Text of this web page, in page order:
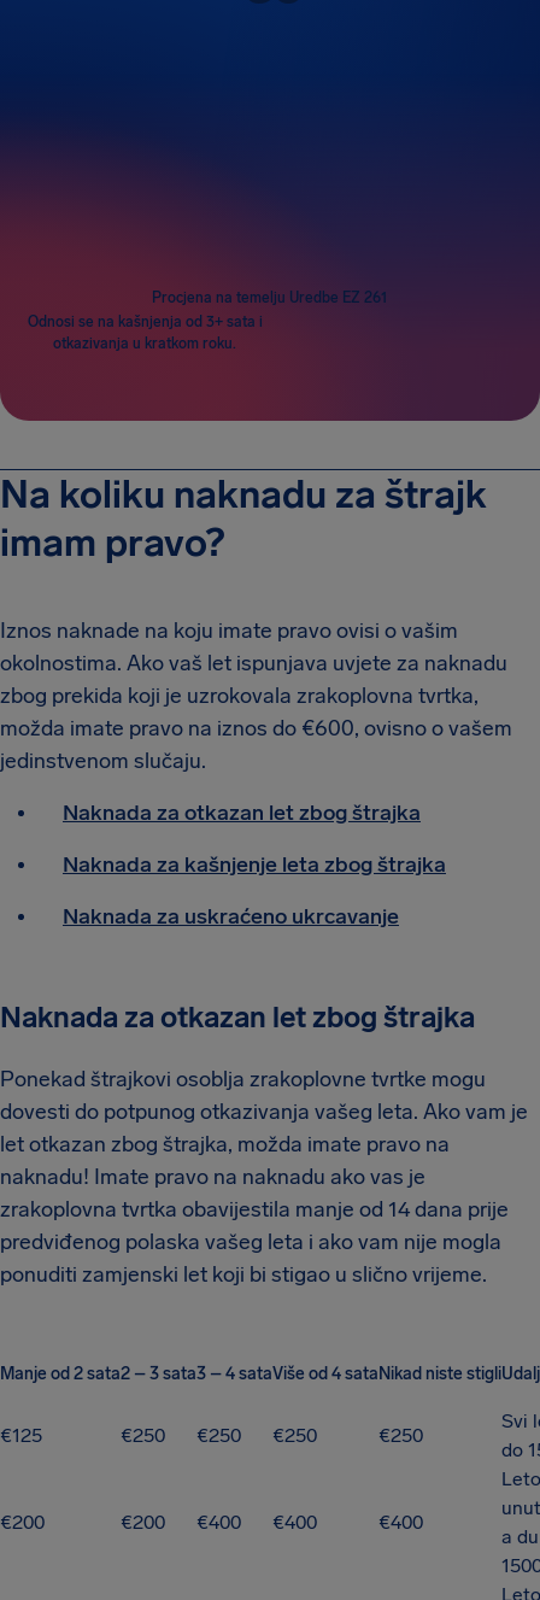
Procjena na temelju Uredbe EZ 261
Odnosi se na kašnjenja od 3+ sata i
otkazivanja u kratkom roku.
Na koliku naknadu za štrajk
imam pravo?
Iznos naknade na koju imate pravo ovisi o vašim
okolnostima. Ako vaš let ispunjava uvjete za naknadu
zbog prekida koji je uzrokovala zrakoplovna tvrtka,
možda imate pravo na iznos do €600, ovisno o vašem
jedinstvenom slučaju.
Naknada za otkazan let zbog štrajka
Naknada za kašnjenje leta zbog štrajka
Naknada za uskraćeno ukrcavanje
Naknada za otkazan let zbog štrajka
Ponekad štrajkovi osoblja zrakoplovne tvrtke mogu
dovesti do potpunog otkazivanja vašeg leta. Ako vam je
let otkazan zbog štrajka, možda imate pravo na
naknadu! Imate pravo na naknadu ako vas je
zrakoplovna tvrtka obavijestila manje od 14 dana prije
predviđenog polaska vašeg leta i ako vam nije mogla
ponuditi zamjenski let koji bi stigao u slično vrijeme.
Manje od 2 sata2 – 3 sata3 – 4 sataViše od 4 sataNikad niste stigli
€125 €250 €250 €250 €250
Svi
do
€200 €200 €400 €400 €400
a